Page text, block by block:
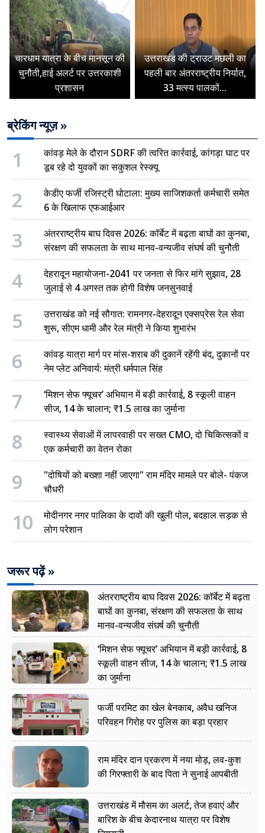
चारधाम यात्रा के बीच मानसून की
चुनौती,हाई अलर्ट पर उत्तरकाशी
प्रशासन
उत्तराखंड की ट्राउट मछली का
पहली बार अंतरराष्ट्रीय निर्यात,
33 मत्स्य पालकों...
ब्रेकिंग न्यूज़ »
1
कांवड़ मेले के दौरान SDRF की त्वरित कार्रवाई, कांगड़ा घाट पर
डूब रहे दो युवकों का सकुशल रेस्क्यू
2
केडीए फर्जी रजिस्ट्री घोटाला: मुख्य साजिशकर्ता कर्मचारी समेत
6 के खिलाफ एफआईआर
3
अंतरराष्ट्रीय बाघ दिवस 2026: कॉर्बेट में बढ़ता बाघों का कुनबा,
संरक्षण की सफलता के साथ मानव-वन्यजीव संघर्ष की चुनौती
4
देहरादून महायोजना-2041 पर जनता से फिर मांगे सुझाव, 28
जुलाई से 4 अगस्त तक होगी विशेष जनसुनवाई
5
उत्तराखंड को नई सौगात: रामनगर-देहरादून एक्सप्रेस रेल सेवा
शुरू, सीएम धामी और रेल मंत्री ने किया शुभारंभ
6
कांवड़ यात्रा मार्ग पर मांस-शराब की दुकानें रहेंगी बंद, दुकानों पर
नेम प्लेट अनिवार्य: मंत्री धर्मपाल सिंह
7
‘मिशन सेफ फ्यूचर’ अभियान में बड़ी कार्रवाई, 8 स्कूली वाहन
सीज, 14 के चालान; ₹1.5 लाख का जुर्माना
8
स्वास्थ्य सेवाओं में लापरवाही पर सख्त CMO, दो चिकित्सकों व
एक कर्मचारी का वेतन रोका
9
"दोषियों को बख्शा नहीं जाएगा" राम मंदिर मामले पर बोले- पंकज
चौधरी
10
मोदीनगर नगर पालिका के दावों की खुली पोल, बदहाल सड़क से
लोग परेशान
जरूर पढ़ें »
अंतरराष्ट्रीय बाघ दिवस 2026: कॉर्बेट में बढ़ता
बाघों का कुनबा, संरक्षण की सफलता के साथ
मानव-वन्यजीव संघर्ष की चुनौती
‘मिशन सेफ फ्यूचर’ अभियान में बड़ी कार्रवाई, 8
स्कूली वाहन सीज, 14 के चालान; ₹1.5 लाख
का जुर्माना
फर्जी परमिट का खेल बेनकाब, अवैध खनिज
परिवहन गिरोह पर पुलिस का बड़ा प्रहार
राम मंदिर दान प्रकरण में नया मोड़, लव-कुश
की गिरफ्तारी के बाद पिता ने सुनाई आपबीती
उत्तराखंड में मौसम का अलर्ट, तेज हवाएं और
बारिश के बीच केदारनाथ यात्रा पर विशेष